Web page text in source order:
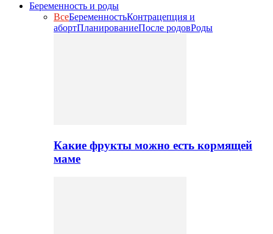
Беременность и роды
ВсеБеременностьКонтрацепция и
абортПланированиеПосле родовРоды
Какие фрукты можно есть кормящей
маме